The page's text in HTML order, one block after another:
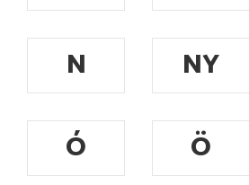
N
NY
Ó
Ö